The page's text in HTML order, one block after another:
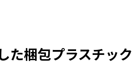
た梱包プラスチック